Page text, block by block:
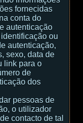
fornecidas
conta do
autenticação
ou
autenticação,
sexo, data de
link para o
de
dos
pessoas de
o utilizador
contacto de tal